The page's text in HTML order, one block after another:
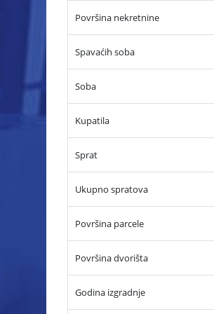
Površina nekretnine
Spavaćih soba
Soba
Kupatila
Sprat
Ukupno spratova
Površina parcele
Površina dvorišta
Godina izgradnje